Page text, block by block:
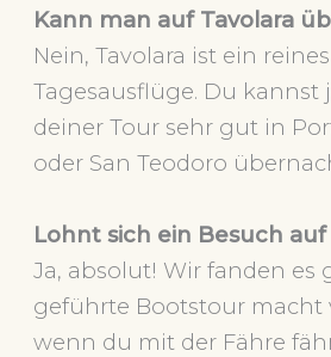
Kann man auf Tavolara
Nein, Tavolara ist ein
Tagesausflüge. Du kannst
deiner Tour sehr gut in
oder San Teodoro
Lohnt sich ein Besuch auf
Ja, absolut! Wir fanden es
geführte Bootstour macht
wenn du mit der Fähre